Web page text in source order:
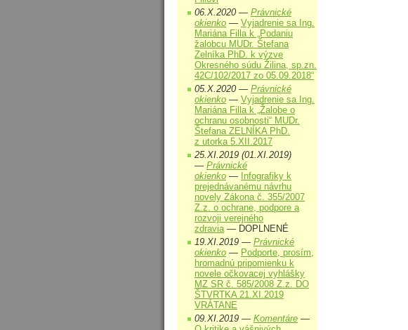
06.X.2020 — Právnické
okienko — Vyjadrenie sa Ing.
Mariána Filla k „Podaniu
žalobcu MUDr. Štefana
Zelníka PhD. k výzve
Okresného súdu Žilina, sp.zn.
42C/102/2017 zo 05.09.2018“
05.X.2020 — Právnické
okienko — Vyjadrenie sa Ing.
Mariána Filla k „Žalobe o
ochranu osobnosti“ MUDr.
Štefana ZELNÍKA PhD.
z utorka 5.XII.2017
25.XI.2019 (01.XI.2019)
— Právnické
okienko — Infografiky k
prejednávanému návrhu
novely Zákona č. 355/2007
Z.z. o ochrane, podpore a
rozvoji verejného
zdravia— DOPLNENÉ
19.XI.2019 — Právnické
okienko — Podporte, prosím,
hromadnú pripomienku k
novele očkovacej vyhlášky
MZ SR č. 585/2008 Z.z. DO
ŠTVRTKA 21.XI.2019
VRÁTANE
09.XI.2019 — Komentáre —